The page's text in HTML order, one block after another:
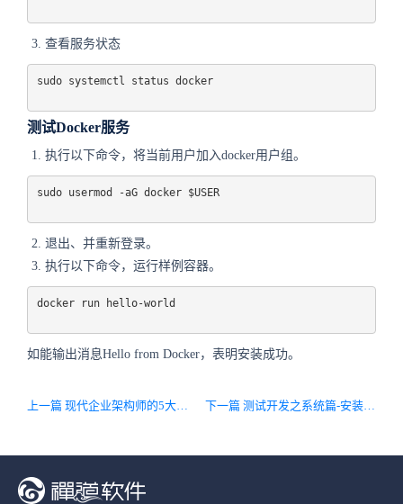
查看服务状态
sudo systemctl status docker
测试Docker服务
执行以下命令，将当前用户加入docker用户组。
sudo usermod -aG docker $USER
退出、并重新登录。
执行以下命令，运行样例容器。
docker runhello-world
如能输出消息Hello from Docker，表明安装成功。
上一篇 现代企业架构师的5大特征及六种方法 下一篇 测试开发之系统篇-安装KVM虚拟机